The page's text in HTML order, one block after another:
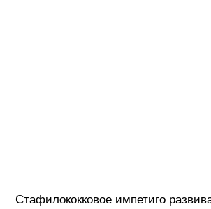
Стафилококковое импетиго